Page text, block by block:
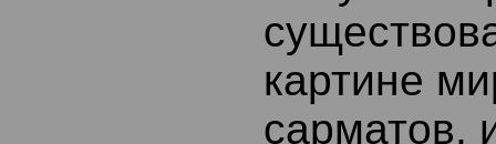
картине
сарматов,